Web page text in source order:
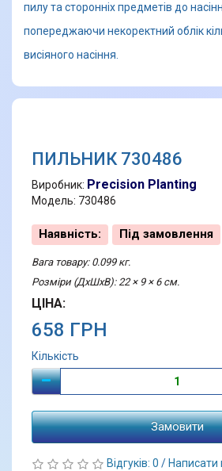
пилу та сторонніх предметів до
попереджаючи некоректний облік
висіяного насіння.
ПИЛЬНИК 730486
Виробник: Precision Planting
Модель: 730486
Наявність: Під замовлення
Вага товару: 0.099 кг.
Розміри (ДхШхВ): 22 × 9 × 6 см.
ЦІНА:
658 ГРН
Кількість
Замовити
Відгуків: 0 / Написати